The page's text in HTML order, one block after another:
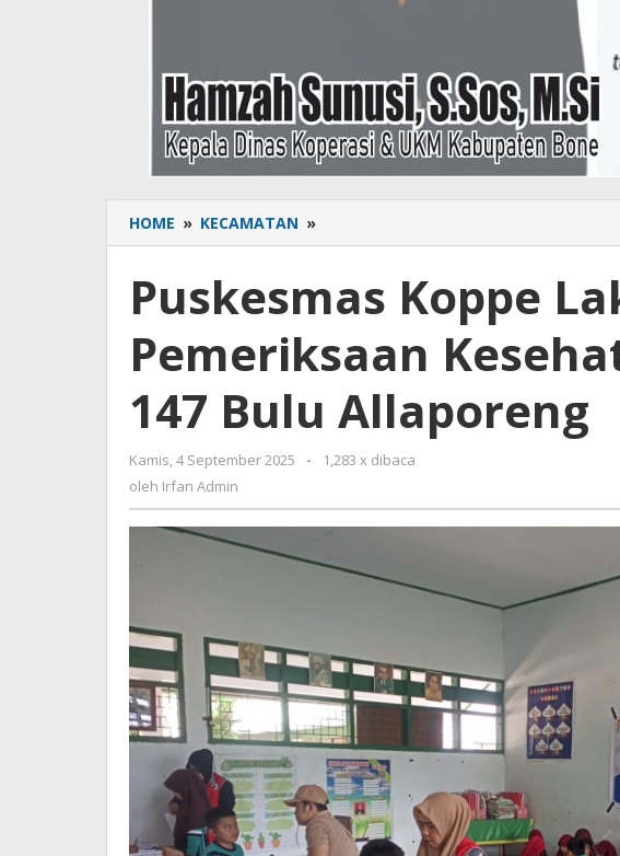
HOME » KECAMATAN »
Koppe
Pemeriksaan
Kesehatan
di
147
Bulu
Allaporeng
Puskesmas Koppe
Pemeriksaan
147 Bulu Allaporeng
Kamis, 4 September 2025
oleh
-
1,283 x dibaca
oleh Irfan Admin